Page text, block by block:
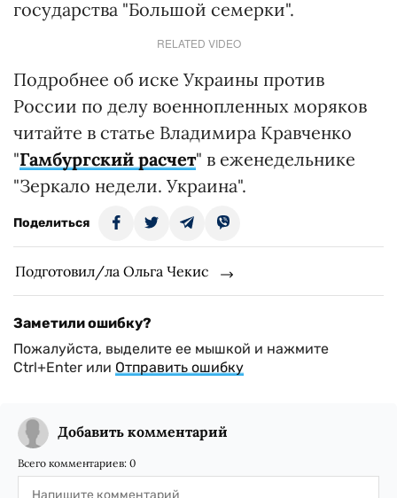
государства "Большой семерки".
RELATED VIDEO
Подробнее об иске Украины против
России по делу военнопленных моряков
читайте в статье Владимира Кравченко
"Гамбургский расчет" в еженедельнике
"Зеркало недели. Украина".
Поделиться
Подготовил/ла Ольга Чекис
Заметили ошибку?
Пожалуйста, выделите ее мышкой и нажмите
Ctrl+Enter или Отправить ошибку
Добавить комментарий
Всего комментариев: 0